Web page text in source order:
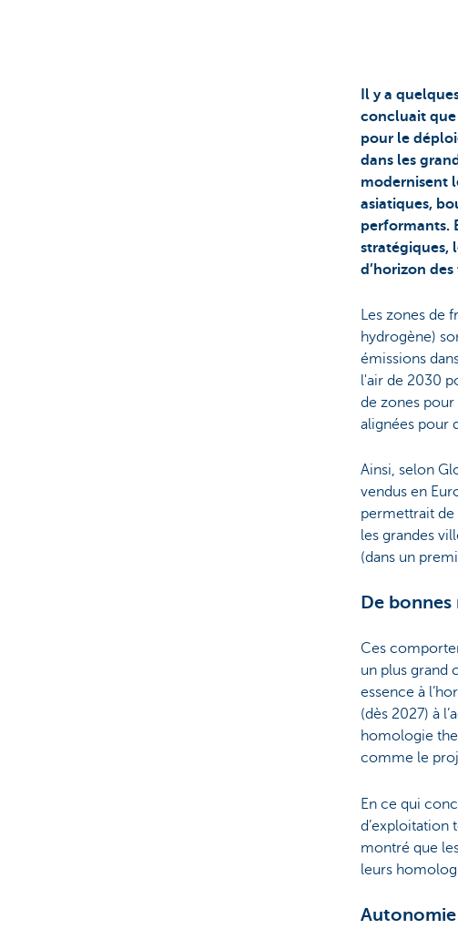
Il y a
concluait que
pour le
dans les
modernisent
asiatiques,
performants.
stratégiques,
d’horizon
Les zones de
hydrogène)
émissions
l'air de 2030
de zones
alignées pour
Ainsi, selon
vendus en
permettrait de
les grandes
(dans un
De bonnes
Ces
un plus grand
essence à
(dès 2027) à
homologie
comme le
En ce qui
d’exploitation
montré que
leurs